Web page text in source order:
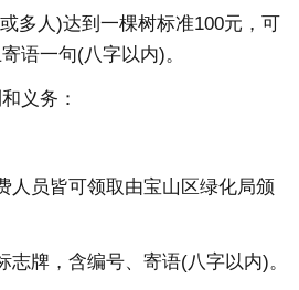
多人)达到一棵树标准100元，可
语一句(八字以内)。
义务：
人员皆可领取由宝山区绿化局颁
志牌，含编号、寄语(八字以内)。